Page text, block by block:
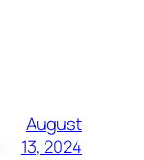
August
13, 2024